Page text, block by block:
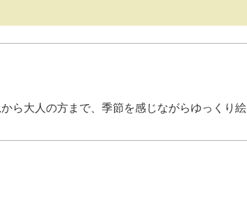
ら大人の方まで、季節を感じながらゆっくり絵